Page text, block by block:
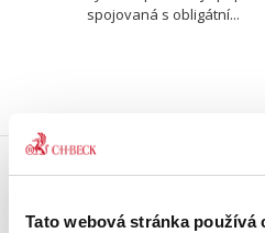
Tato webová stránka používá
spojovaná s obligátní...
Získejte